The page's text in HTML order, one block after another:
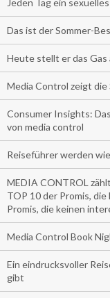
Das ist der Sommer-
Heute stellt er das Gas
Media Control zeigt
Consumer Insights:
von media control
Reiseführer werden
MEDIA CONTROL
TOP 10 der Promis,
Promis, die keinen
Media Control Book
Ein eindrucksvoller
gibt